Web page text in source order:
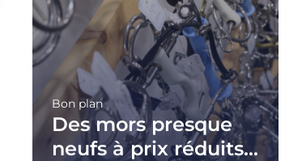
Bon plan
Des mors presque
neufs à prix réduits...